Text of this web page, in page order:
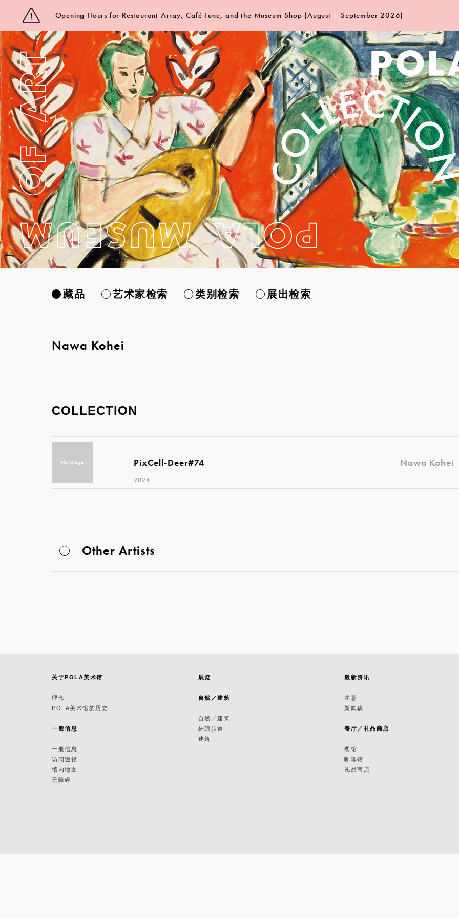
Opening Hours for Restaurant Array, Café Tune, and the Museum Shop (August – September 2026)
藏品 艺术家检索 类别检索 展出检索
Nawa Kohei
COLLECTION
PixCell-Deer#74 Nawa Kohei
2024
Other Artists
关于POLA美术馆
理念
POLA美术馆的历史
一般信息
一般信息
访问途径
馆内地图
无障碍
展览
自然／建筑
自然／建筑
林荫步道
建筑
最新资讯
注意
新闻稿
餐厅／礼品商店
餐馆
咖啡馆
礼品商店